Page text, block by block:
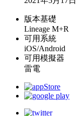
版本基礎
Lineage M+R
可用系統
iOS/Android
可用模擬器
雷電